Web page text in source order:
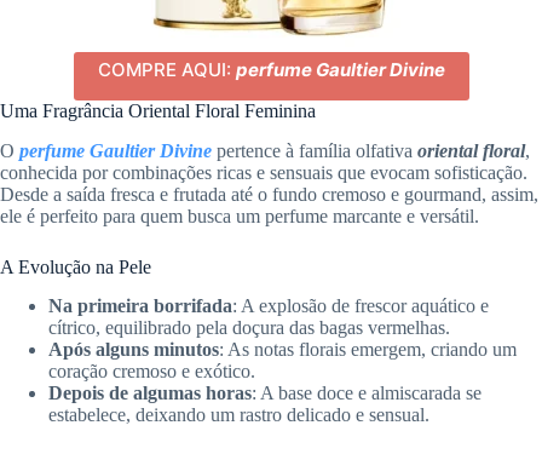
COMPRE AQUI: perfume Gaultier Divine
Uma Fragrância Oriental Floral Feminina
O perfume Gaultier Divine pertence à família olfativa oriental floral,
conhecida por combinações ricas e sensuais que evocam sofisticação.
Desde a saída fresca e frutada até o fundo cremoso e gourmand, assim,
ele é perfeito para quem busca um perfume marcante e versátil.
A Evolução na Pele
Na primeira borrifada: A explosão de frescor aquático e
cítrico, equilibrado pela doçura das bagas vermelhas.
Após alguns minutos: As notas florais emergem, criando um
coração cremoso e exótico.
Depois de algumas horas: A base doce e almiscarada se
estabelece, deixando um rastro delicado e sensual.